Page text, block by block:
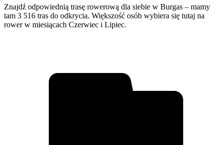
Znajdź odpowiednią trasę rowerową dla siebie w Burgas – mamy
tam 3 516 tras do odkrycia. Większość osób wybiera się tutaj na
rower w miesiącach Czerwiec i Lipiec.